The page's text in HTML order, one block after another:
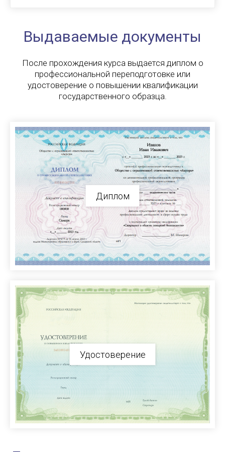
Выдаваемые документы
После прохождения курса выдается диплом о
профессиональной переподготовке или
удостоверение о повышении квалификации
государственного образца.
Диплом
Удостоверение